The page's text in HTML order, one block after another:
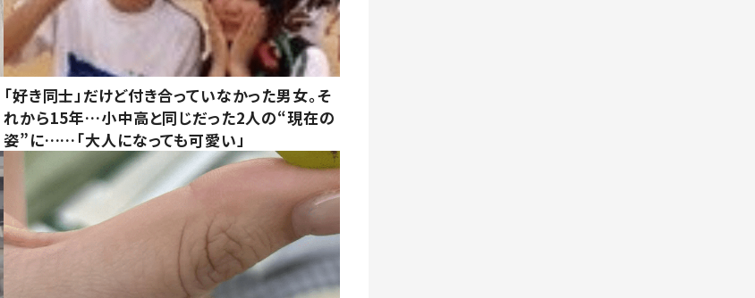
「好き同士」だけど付き合っていなかった男女。そ
れから15年…小中高と同じだった2人の“現在の
姿”に……「大人になっても可愛い」